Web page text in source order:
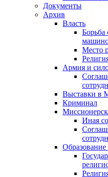
Документы
Архив
Власть
Место
Армия и
Выставки в
Криминал
Иная
Образование